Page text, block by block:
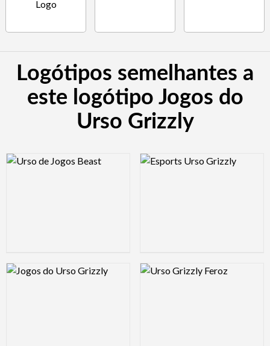
Logótipos semelhantes a
este logótipo Jogos do
Urso Grizzly
Logo Preview Image Logo Preview Image
Logo Preview Image Logo Preview Image